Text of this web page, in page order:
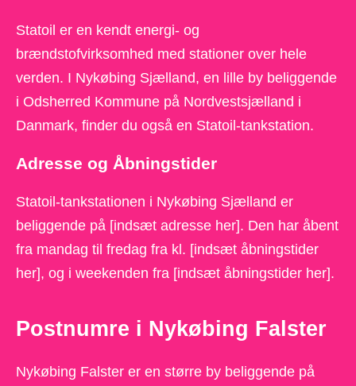
Statoil er en kendt energi- og
brændstofvirksomhed med stationer over hele
verden. I Nykøbing Sjælland, en lille by beliggende
i Odsherred Kommune på Nordvestsjælland i
Danmark, finder du også en Statoil-tankstation.
Adresse og Åbningstider
Statoil-tankstationen i Nykøbing Sjælland er
beliggende på [indsæt adresse her]. Den har åbent
fra mandag til fredag fra kl. [indsæt åbningstider
her], og i weekenden fra [indsæt åbningstider her].
Postnumre i Nykøbing Falster
Nykøbing Falster er en større by beliggende på